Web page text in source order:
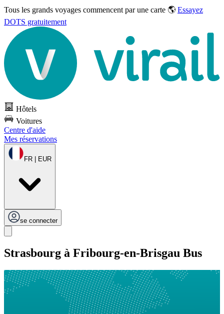
Tous les grands voyages commencent par une carte 🌎 Essayez
DOTS gratuitement
Hôtels
Voitures
Centre d'aide
Mes réservations
FR | EUR
se connecter
Strasbourg à Fribourg-en-Brisgau Bus